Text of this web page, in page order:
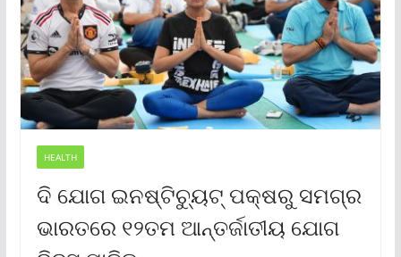
HEALTH
ଦି ଯୋଗ ଇନଷ୍ଟିଚ୍ୟୁଟ୍ ପକ୍ଷରୁ ସମଗ୍ର
ଭାରତରେ ୧୨ତମ ଆନ୍ତର୍ଜାତୀୟ ଯୋଗ